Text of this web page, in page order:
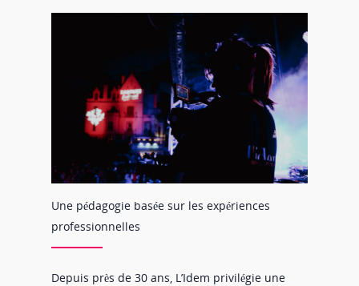
Une pédagogie basée sur les expériences
professionnelles
Depuis près de 30 ans, L’Idem privilégie une